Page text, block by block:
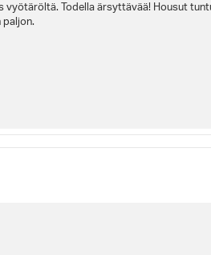
Todella ärsyttävää! Housut
paljon.